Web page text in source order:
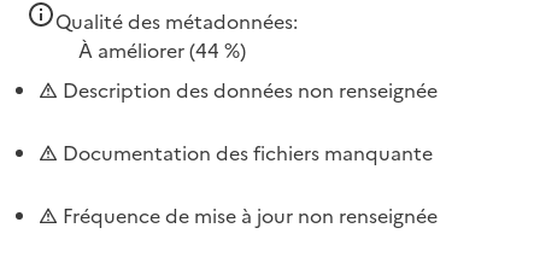
Qualité des métadonnées:
À améliorer(44 %)
Description des données non renseignée
Documentation des fichiers manquante
Fréquence de mise à jour non renseignée